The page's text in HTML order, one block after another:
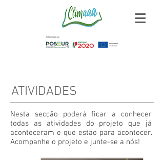
ATIVIDADES
Nesta secção poderá ficar a conhecer
todas as atividades do projeto que já
aconteceram e que estão para acontecer.
Acompanhe o projeto e junte-se a nós!